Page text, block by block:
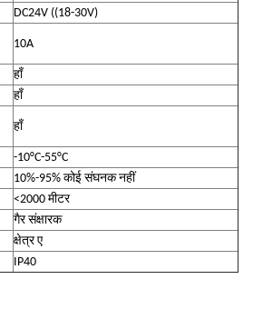
DC24V ((18-30V)
10A
हाँ
हाँ
हाँ
-10°C-55°C
10%-95% कोई संघनक नहीं
<2000 मीटर
गैर संक्षारक
क्षेत्र ए
IP40